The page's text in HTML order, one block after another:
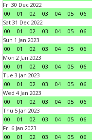
Fri 30 Dec 2022
00
01 02 03 04 05 06
Sat 31 Dec 2022
00
01 02 03 04 05 06
Sun 1 Jan 2023
00
01 02 03 04 05 06
Mon 2 Jan 2023
00
01 02 03 04 05 06
Tue 3 Jan 2023
00
01 02 03 04 05 06
Wed 4 Jan 2023
00
01 02 03 04 05 06
Thu 5 Jan 2023
00
01 02 03 04 05 06
Fri 6 Jan 2023
00
01 02 03 04 05 06